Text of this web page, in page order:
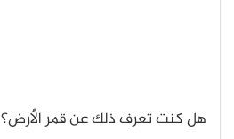
هل كنت تعرف ذلك عن قمر الأرض؟